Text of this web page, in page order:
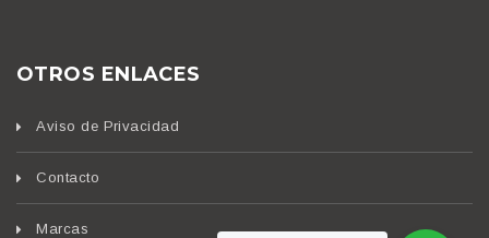
OTROS ENLACES
Aviso de Privacidad
Contacto
Marcas